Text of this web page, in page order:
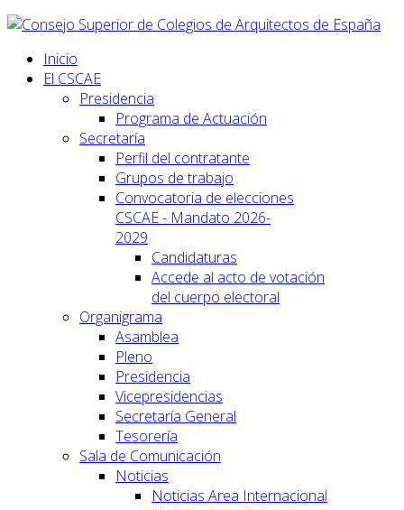
Inicio
El CSCAE
Presidencia
Programa de Actuación
Secretaría
Perfil del contratante
Grupos de trabajo
Convocatoria de elecciones
CSCAE - Mandato 2026-
2029
Candidaturas
Accede al acto de votación
del cuerpo electoral
Organigrama
Asamblea
Pleno
Presidencia
Vicepresidencias
Secretaría General
Tesorería
Sala de Comunicación
Noticias
Noticias Area Internacional